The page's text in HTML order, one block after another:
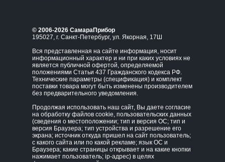
© 2006-2026 СамараПрибор
195027, г. Санкт-Петербург, ул. Якорная, 17Ш
Вся представленная на сайте информация, носит
информационный характер и ни при каких условиях не
является публичной офертой, определяемой
положениями Статьи 437 Гражданского кодекса РФ.
Технические параметры (спецификация) и комплект
поставки товара могут быть изменены производителем
без предварительного уведомления.
Продолжая использовать наш сайт, Вы даете согласие
на обработку файлов cookie, пользовательских данных
(сведения о местоположении; тип и версия ОС; тип и
версия Браузера; тип устройства и разрешение его
экрана; источник откуда пришел на сайт пользователь;
с какого сайта или по какой рекламе; язык ОС и
Браузера; какие страницы открывает и на какие кнопки
нажимает пользователь; ip-адрес) в целях